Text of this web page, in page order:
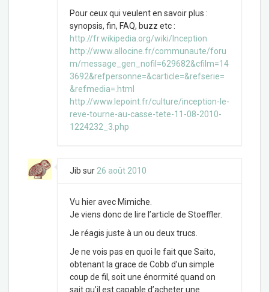
Pour ceux qui veulent en savoir plus :
synopsis, fin, FAQ, buzz etc :
http://fr.wikipedia.org/wiki/Inception
http://www.allocine.fr/communaute/foru
m/message_gen_nofil=629682&cfilm=14
3692&refpersonne=&carticle=&refserie=
&refmedia=.html
http://www.lepoint.fr/culture/inception-le-
reve-tourne-au-casse-tete-11-08-2010-
1224232_3.php
Jib sur 26 août 2010
Vu hier avec Mimiche.
Je viens donc de lire l’article de Stoeffler.
Je réagis juste à un ou deux trucs.
Je ne vois pas en quoi le fait que Saito,
obtenant la grace de Cobb d’un simple
coup de fil, soit une énormité quand on
sait qu’il est capable d’acheter une